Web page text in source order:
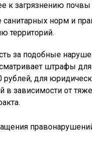
к загрязнению
санитарных норм и
территорий.
за подобные
штрафы
рублей, для
в зависимости от